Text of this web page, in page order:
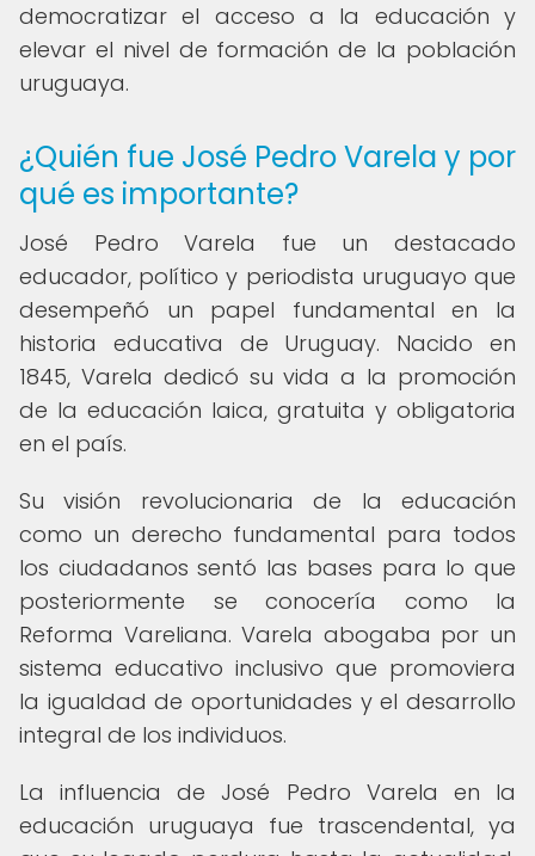
democratizar el acceso a la educación y
elevar el nivel de formación de la población
uruguaya.
¿Quién fue José Pedro Varela y por
qué es importante?
José Pedro Varela fue un destacado
educador, político y periodista uruguayo que
desempeñó un papel fundamental en la
historia educativa de Uruguay. Nacido en
1845, Varela dedicó su vida a la promoción
de la educación laica, gratuita y obligatoria
en el país.
Su visión revolucionaria de la educación
como un derecho fundamental para todos
los ciudadanos sentó las bases para lo que
posteriormente se conocería como la
Reforma Vareliana. Varela abogaba por un
sistema educativo inclusivo que promoviera
la igualdad de oportunidades y el desarrollo
integral de los individuos.
La influencia de José Pedro Varela en la
educación uruguaya fue trascendental, ya